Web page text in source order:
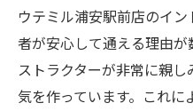
初心者でも安心
技術向上に直結
新しい友人と一緒に
ル浦安駅前店
ウテミル浦安駅前店のイ
者が安心して通える理由
ストラクターが非常に親
気を作っています。これ